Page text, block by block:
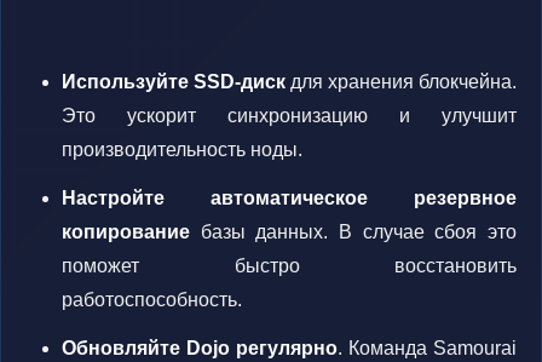
Используйте SSD-диск для хранения блокчейна.
Это ускорит синхронизацию и улучшит
производительность ноды.
Настройте автоматическое резервное
копирование базы данных. В случае сбоя это
поможет быстро восстановить
работоспособность.
Обновляйте Dojo регулярно. Команда Samourai